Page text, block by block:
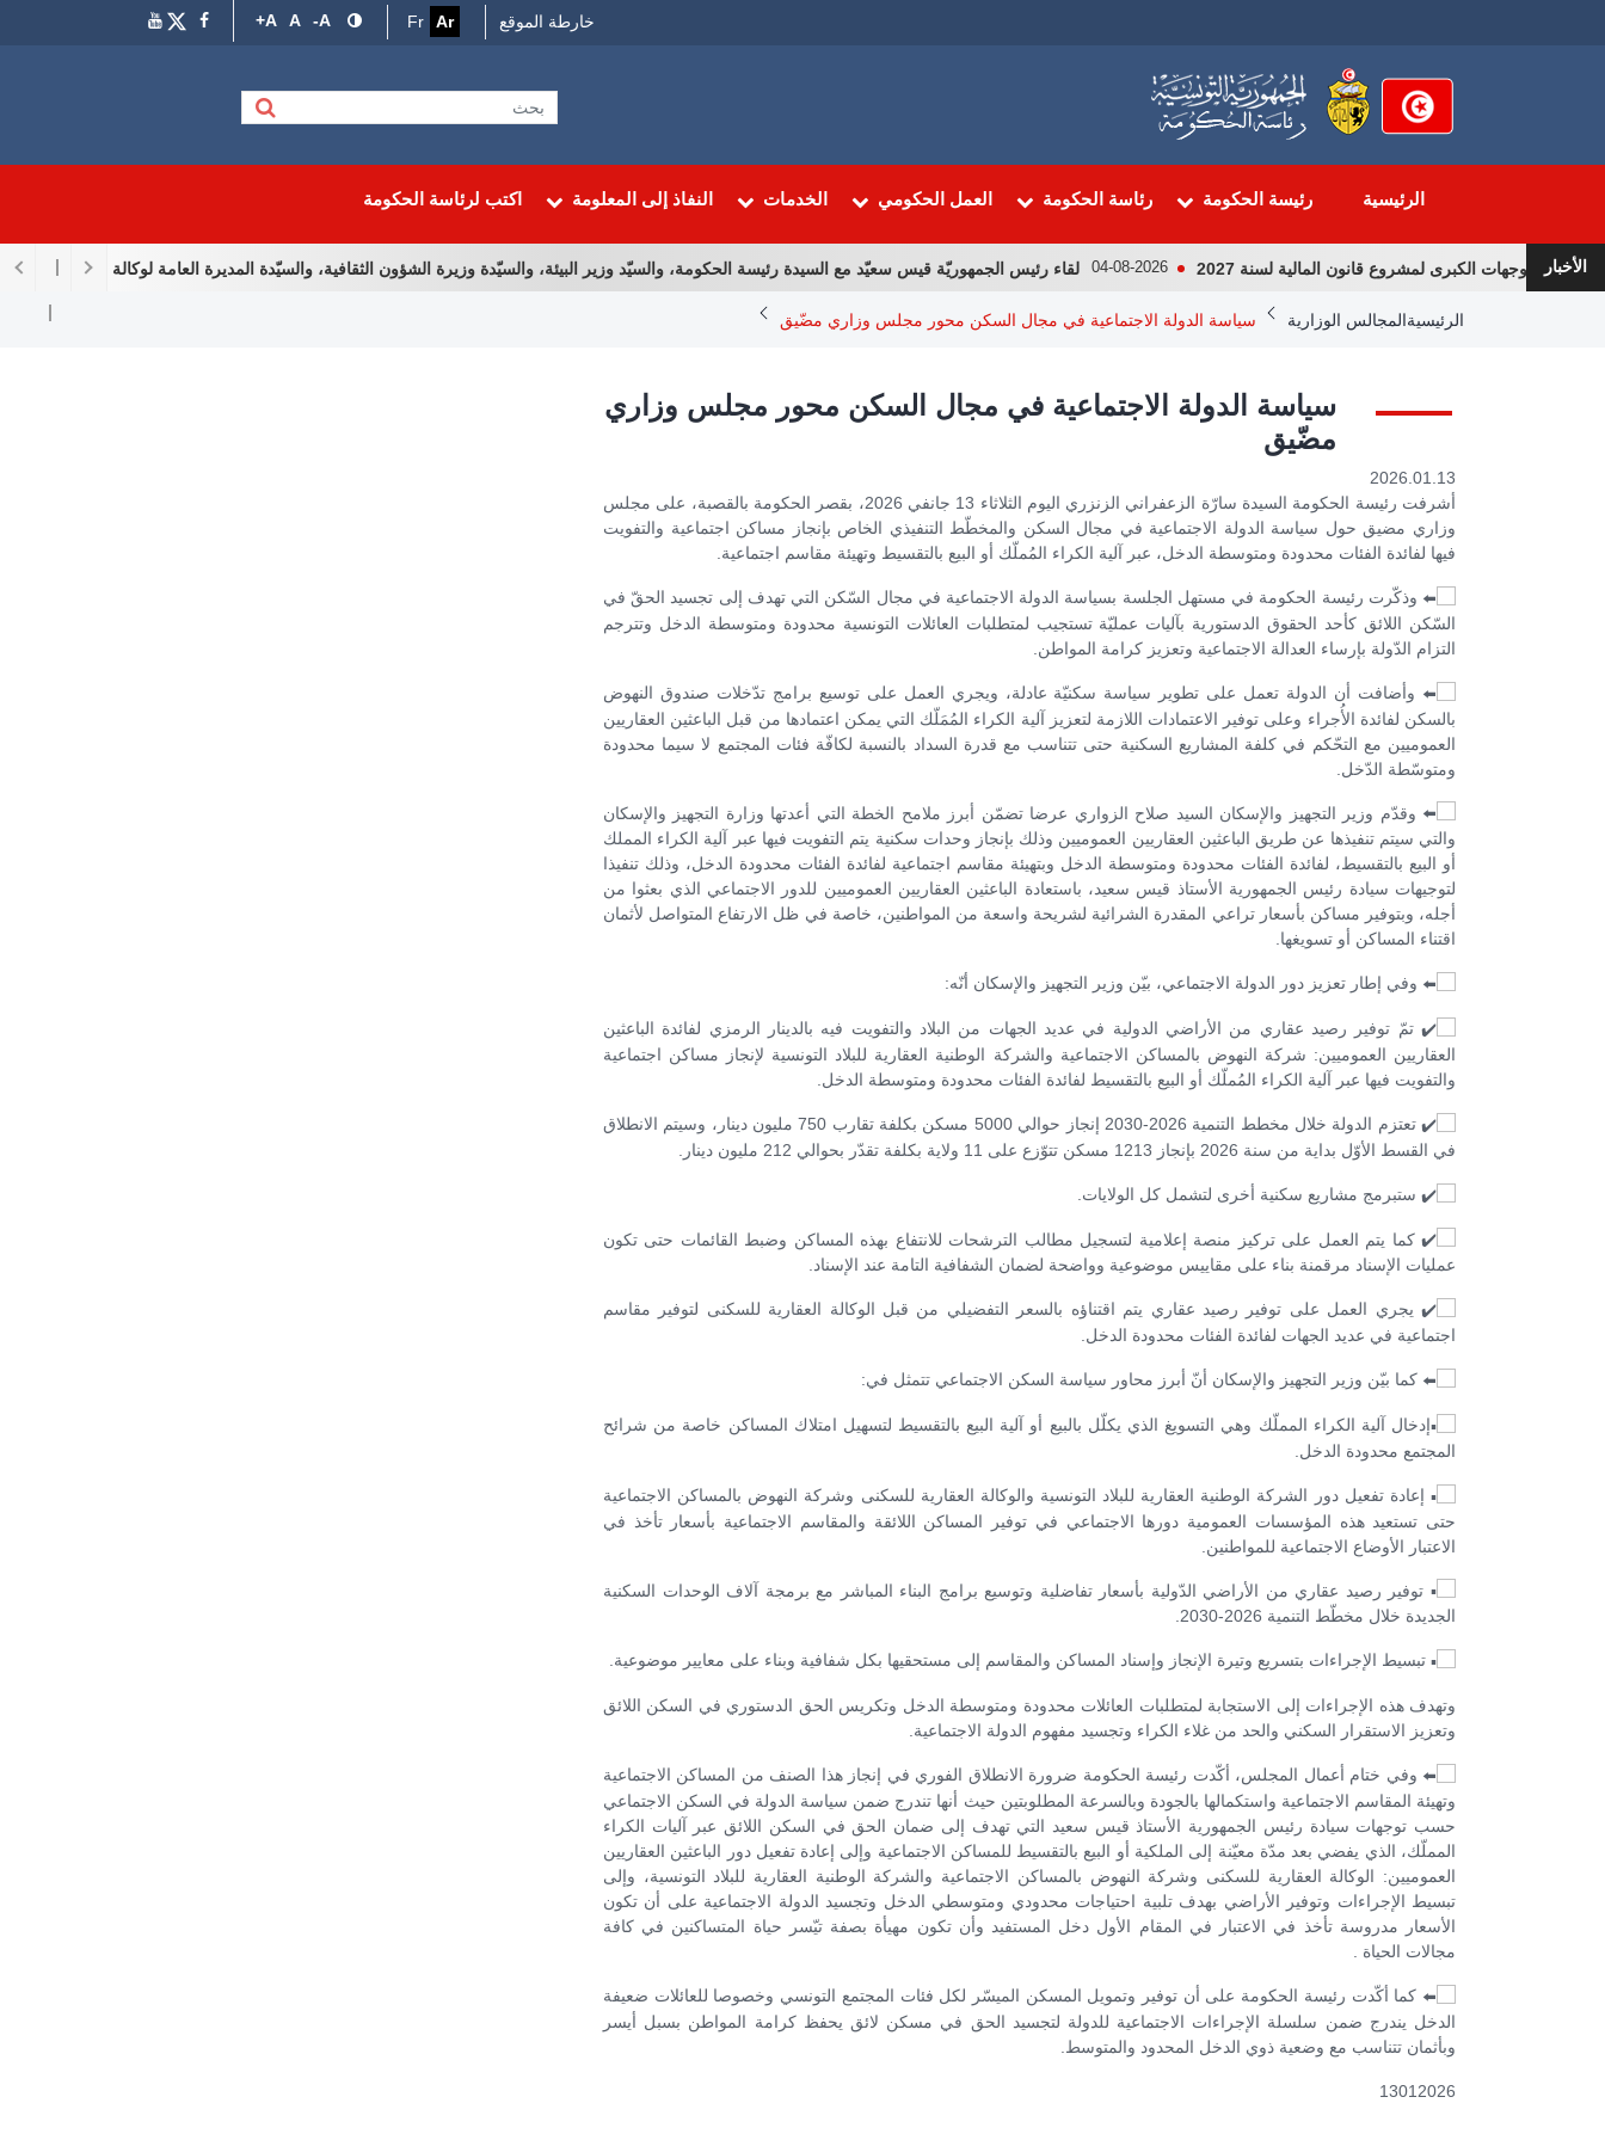
A-
A
A+ Fr Ar
Menuخارطة الموقع
الرئيسية رئيسة الحكومة رئاسة الحكومة العمل الحكومي الخدمات النفاذ إلى المعلومة اكتب لرئاسة الحكومة
الأخبار الكبرى لمشروع قانون المالية لسنة 2027 04-08-2026 لقاء رئيس الجمهوريّة قيس سعيّد مع السيدة رئيسة الحكومة، والسيّد وزير البيئة، والسيّدة وزيرة الشؤون الثقافية، والسيّدة المديرة العامة لوكالة إحياء التراث
الرئيسيةالمجالس الوزارية سياسة الدولة الاجتماعية في مجال السكن محور مجلس وزاري مضّيق
سياسة الدولة الاجتماعية في مجال السكن محور مجلس وزاري
مضّيق
2026.01.13
أشرفت رئيسة الحكومة السيدة سارّة الزعفراني الزنزري اليوم الثلاثاء 13 جانفي 2026، بقصر الحكومة بالقصبة، على مجلس
وزاري مضيق حول سياسة الدولة الاجتماعية في مجال السكن والمخطّط التنفيذي الخاص بإنجاز مساكن اجتماعية والتفويت
فيها لفائدة الفئات محدودة ومتوسطة الدخل، عبر آلية الكراء المُملّك أو البيع بالتقسيط وتهيئة مقاسم اجتماعية.
وذكّرت رئيسة الحكومة في مستهل الجلسة بسياسة الدولة الاجتماعية في مجال السّكن التي تهدف إلى تجسيد الحقّ في
السّكن اللائق كأحد الحقوق الدستورية بآليات عمليّة تستجيب لمتطلبات العائلات التونسية محدودة ومتوسطة الدخل وتترجم
التزام الدّولة بإرساء العدالة الاجتماعية وتعزيز كرامة المواطن.
وأضافت أن الدولة تعمل على تطوير سياسة سكنيّة عادلة، ويجري العمل على توسيع برامج تدّخلات صندوق النهوض
بالسكن لفائدة الأُجراء وعلى توفير الاعتمادات اللازمة لتعزيز آلية الكراء المُمَلّك التي يمكن اعتمادها من قبل الباعثين العقاريين
العموميين مع التحّكم في كلفة المشاريع السكنية حتى تتناسب مع قدرة السداد بالنسبة لكافّة فئات المجتمع لا سيما محدودة
ومتوسّطة الدّخل.
وقدّم وزير التجهيز والإسكان السيد صلاح الزواري عرضا تضمّن أبرز ملامح الخطة التي أعدتها وزارة التجهيز والإسكان
والتي سيتم تنفيذها عن طريق الباعثين العقاريين العموميين وذلك بإنجاز وحدات سكنية يتم التفويت فيها عبر آلية الكراء المملك
أو البيع بالتقسيط، لفائدة الفئات محدودة ومتوسطة الدخل وبتهيئة مقاسم اجتماعية لفائدة الفئات محدودة الدخل، وذلك تنفيذا
لتوجيهات سيادة رئيس الجمهورية الأستاذ قيس سعيد، باستعادة الباعثين العقاريين العموميين للدور الاجتماعي الذي بعثوا من
أجله، وبتوفير مساكن بأسعار تراعي المقدرة الشرائية لشريحة واسعة من المواطنين، خاصة في ظل الارتفاع المتواصل لأثمان
اقتناء المساكن أو تسويغها.
وفي إطار تعزيز دور الدولة الاجتماعي، بيّن وزير التجهيز والإسكان أنّه:
تمّ توفير رصيد عقاري من الأراضي الدولية في عديد الجهات من البلاد والتفويت فيه بالدينار الرمزي لفائدة الباعثين
العقاريين العموميين: شركة النهوض بالمساكن الاجتماعية والشركة الوطنية العقارية للبلاد التونسية لإنجاز مساكن اجتماعية
والتفويت فيها عبر آلية الكراء المُملّك أو البيع بالتقسيط لفائدة الفئات محدودة ومتوسطة الدخل.
تعتزم الدولة خلال مخطط التنمية 2026-2030 إنجاز حوالي 5000 مسكن بكلفة تقارب 750 مليون دينار، وسيتم الانطلاق
في القسط الأوّل بداية من سنة 2026 بإنجاز 1213 مسكن تتوّزع على 11 ولاية بكلفة تقدّر بحوالي 212 مليون دينار.
ستبرمج مشاريع سكنية أخرى لتشمل كل الولايات.
كما يتم العمل على تركيز منصة إعلامية لتسجيل مطالب الترشحات للانتفاع بهذه المساكن وضبط القائمات حتى تكون
عمليات الإسناد مرقمنة بناء على مقاييس موضوعية وواضحة لضمان الشفافية التامة عند الإسناد.
يجري العمل على توفير رصيد عقاري يتم اقتناؤه بالسعر التفضيلي من قبل الوكالة العقارية للسكنى لتوفير مقاسم
اجتماعية في عديد الجهات لفائدة الفئات محدودة الدخل.
كما بيّن وزير التجهيز والإسكان أنّ أبرز محاور سياسة السكن الاجتماعي تتمثل في:
إدخال آلية الكراء المملّك وهي التسويغ الذي يكلّل بالبيع أو آلية البيع بالتقسيط لتسهيل امتلاك المساكن خاصة من شرائح
المجتمع محدودة الدخل.
إعادة تفعيل دور الشركة الوطنية العقارية للبلاد التونسية والوكالة العقارية للسكنى وشركة النهوض بالمساكن الاجتماعية
حتى تستعيد هذه المؤسسات العمومية دورها الاجتماعي في توفير المساكن اللائقة والمقاسم الاجتماعية بأسعار تأخذ في
الاعتبار الأوضاع الاجتماعية للمواطنين.
توفير رصيد عقاري من الأراضي الدّولية بأسعار تفاضلية وتوسيع برامج البناء المباشر مع برمجة آلاف الوحدات السكنية
الجديدة خلال مخطّط التنمية 2026-2030.
تبسيط الإجراءات بتسريع وتيرة الإنجاز وإسناد المساكن والمقاسم إلى مستحقيها بكل شفافية وبناء على معايير موضوعية.
وتهدف هذه الإجراءات إلى الاستجابة لمتطلبات العائلات محدودة ومتوسطة الدخل وتكريس الحق الدستوري في السكن اللائق
وتعزيز الاستقرار السكني والحد من غلاء الكراء وتجسيد مفهوم الدولة الاجتماعية.
وفي ختام أعمال المجلس، أكّدت رئيسة الحكومة ضرورة الانطلاق الفوري في إنجاز هذا الصنف من المساكن الاجتماعية
وتهيئة المقاسم الاجتماعية واستكمالها بالجودة وبالسرعة المطلوبتين حيث أنها تندرج ضمن سياسة الدولة في السكن الاجتماعي
حسب توجهات سيادة رئيس الجمهورية الأستاذ قيس سعيد التي تهدف إلى ضمان الحق في السكن اللائق عبر آليات الكراء
المملّك، الذي يفضي بعد مدّة معيّنة إلى الملكية أو البيع بالتقسيط للمساكن الاجتماعية وإلى إعادة تفعيل دور الباعثين العقاريين
العموميين: الوكالة العقارية للسكنى وشركة النهوض بالمساكن الاجتماعية والشركة الوطنية العقارية للبلاد التونسية، وإلى
تبسيط الإجراءات وتوفير الأراضي بهدف تلبية احتياجات محدودي ومتوسطي الدخل وتجسيد الدولة الاجتماعية على أن تكون
الأسعار مدروسة تأخذ في الاعتبار في المقام الأول دخل المستفيد وأن تكون مهيأة بصفة تيّسر حياة المتساكنين في كافة
مجالات الحياة .
كما أكّدت رئيسة الحكومة على أن توفير وتمويل المسكن الميسّر لكل فئات المجتمع التونسي وخصوصا للعائلات ضعيفة
الدخل يندرج ضمن سلسلة الإجراءات الاجتماعية للدولة لتجسيد الحق في مسكن لائق يحفظ كرامة المواطن بسبل أيسر
وبأثمان تتناسب مع وضعية ذوي الدخل المحدود والمتوسط.
13012026